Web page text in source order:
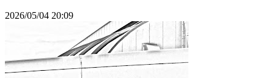
2026/05/04 20:09